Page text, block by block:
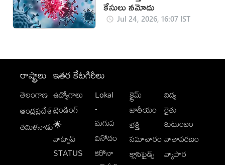
కేసులు నమోదు
Jul 24, 2026, 16:07 IST
రాష్ట్రాలు
తెలంగాణ
ఆంధ్రప్రదేశ్
తమిళనాడు
ఇతర కేటగిరీలు
ఉద్యోగాలు
ట్రెండింగ్
🌟
వాట్సాప్
STATUS
Lokal
-
మగువ
వినోదం
కరోనా
క్రైమ్
జాతీయం
భక్తి
సమాచారం
క్లాసిఫైడ్స్
విద్య
రైతు
కుటుంబం
వాతావరణం
వ్యాపార